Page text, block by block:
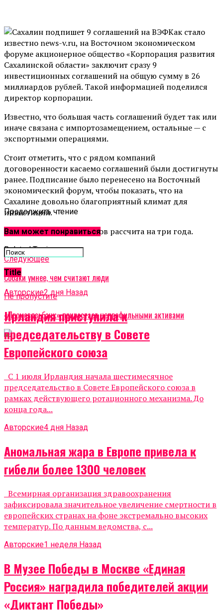
Как стало
известно news-v.ru, на Восточном экономическом
форуме акционерное общество «Корпорация развития
Сахалинской области» заключит сразу 9
инвестиционных соглашений на общую сумму в 26
миллиардов рублей. Такой информацией поделился
директор корпорации.
Известно, что большая часть соглашений будет так или
иначе связана с импортозамещением, остальные — с
экспортными операциями.
Стоит отметить, что с рядом компаний
договоренности касаемо соглашений были достигнуты
ранее. Подписание было перенесено на Восточный
экономический форум, чтобы показать, что на
Сахалине довольно благоприятный климат для
инвестиций.
План реализации проектов рассчита на три года.
Related Topics:
Cледующее
Собаки умнее, чем считают люди
Не пропустите
«Промсвязьбанк» прирастает непрофильными активами
Продолжить чтение
Вам может понравиться
Title
Авторские2 дня Назад
Ирландия приступила к
председательству в Совете
Европейского союза
С 1 июля Ирландия начала шестимесячное
председательство в Совете Европейского союза в
рамках действующего ротационного механизма. До
конца года...
Авторские4 дня Назад
Аномальная жара в Европе привела к
гибели более 1300 человек
Всемирная организация здравоохранения
зафиксировала значительное увеличение смертности в
европейских странах на фоне экстремально высоких
температур. По данным ведомства, с...
Авторские1 неделя Назад
В Музее Победы в Москве «Единая
Россия» наградила победителей акции
«Диктант Победы»